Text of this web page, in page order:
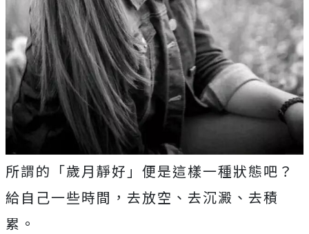
所謂的「歲月靜好」便是這樣一種狀態吧？
給自己一些時間，去放空、去沉澱、去積
累。